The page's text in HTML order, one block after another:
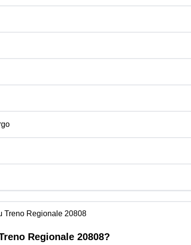
Treno Regionale 20808
Regionale 20808?